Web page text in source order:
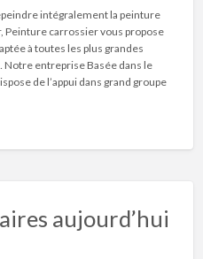
intégralement la peinture
Peinture carrossier vous propose
à toutes les plus grandes
Notre entreprise Basée dans le
de l’appui dans grand groupe
aujourd’hui